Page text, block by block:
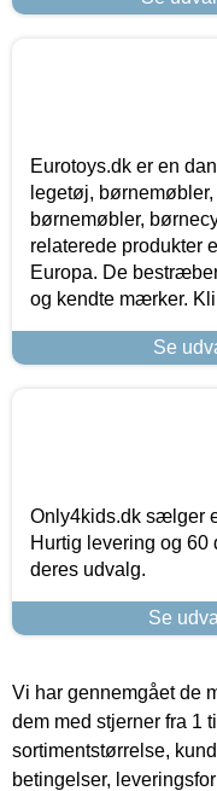
Eurotoys.dk er en
legetøj,
børnemøbler,
relaterede produkter
Europa. De
og kendte mærker.
Se
Only4kids.dk sælger
Hurtig levering og 60
deres udvalg.
Se
Vi har gennemgået de
dem med stjerner fra 1
sortimentstørrelse,
betingelser,